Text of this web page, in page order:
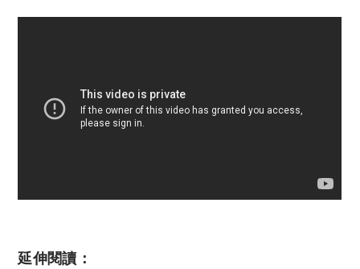
延伸閱讀：